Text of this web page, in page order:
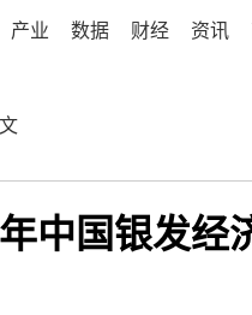
产业 数据 财经 资讯
中国银发经